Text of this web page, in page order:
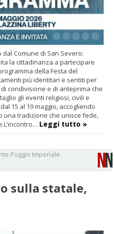
Comune di San Severo:
la cittadinanza a partecipare
della Festa del
più identitari e sentiti per
condivisione e di anteprima che
gli eventi religiosi, civili e
15 al 19 maggio, accogliendo
una tradizione che unisce fede,
Leggi tutto »
Poggio Imperiale
sulla statale,